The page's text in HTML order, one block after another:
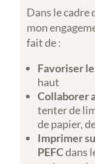
Dans le cadre
mon
fait de :
Favoriser
haut
Collaborer
tenter de
de papier,
Imprimer
PEFCdans